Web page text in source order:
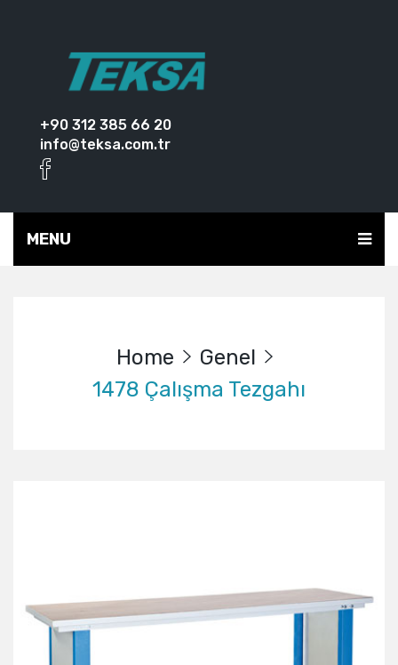
+90 312 385 66 20
info@teksa.com.tr
MENU
Home
Genel
1478 Çalışma Tezgahı